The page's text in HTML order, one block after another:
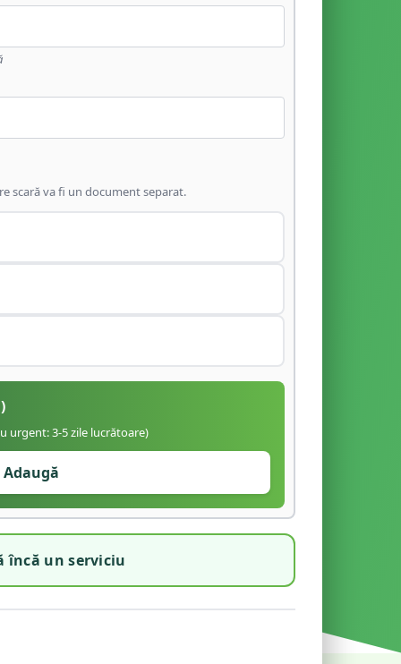
scară va fi un document separat.
urgent: 3-5 zile lucrătoare)
Adaugă
încă un serviciu